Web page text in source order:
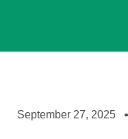
September 27, 2025